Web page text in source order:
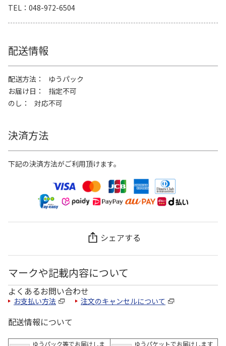
TEL
048-972-6504
配送情報
配送方法
ゆうパック
お届け日
指定不可
のし
対応不可
決済方法
下記の決済方法がご利用頂けます。
シェアする
マークや記載内容について
よくあるお問い合わせ
お支払い方法 注文のキャンセルについて
配送情報について
ゆうパック等でお届けしま
ゆうパケットでお届けします